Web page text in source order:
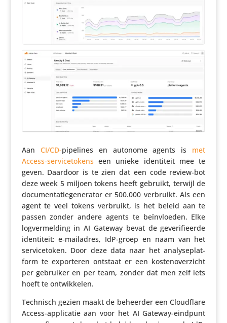
Aan CI/CD-pipelines en autonome agents is met
Access-servi­ce­tokens een unieke iden­ti­teit mee te
geven. Daardoor is te zien dat een code review-bot
deze week 5 miljoen tokens heeft gebruikt, terwijl de
docu­men­ta­tie­ge­ne­rator er 500.000 verbruikt. Als een
agent te veel tokens verbruikt, is het beleid aan te
passen zonder andere agents te beïn­vloeden. Elke
logver­mel­ding in AI Gateway bevat de geve­ri­fi­eerde
iden­ti­teit: e‑mailadres, IdP-groep en naam van het
servi­ce­token. Door deze data naar het analy­se­plat­
form te expor­teren ontstaat er een kosten­over­zicht
per gebruiker en per team, zonder dat men zelf iets
hoeft te ontwikkelen.
Technisch gezien maakt de beheerder een Cloud­flare
Access-appli­catie aan voor het AI Gateway-eindpunt